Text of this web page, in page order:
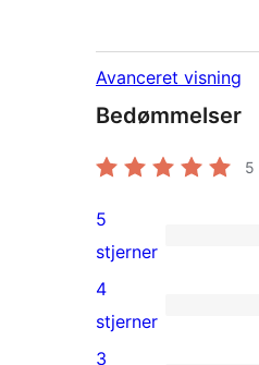
Avanceret visning
Bedømmelser
5
11
5-
stjernet
anmeldelser
5
stjerner
0
4-
4
stjerner
3